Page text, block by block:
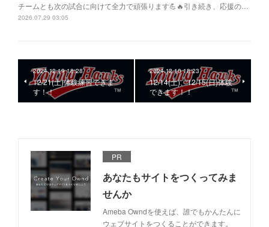
チームとも次の試合に向けて全力で頑張ります💪🔥引き続き、応援の…
2026.07.29 03:05
2024.12.19 18:28
12/21(土)体験練習できま
す！！
2024.12.10 18:23
12/14(土)、12/15(日)体験
できます！！
PR
あなたもサイトをつくってみま
せんか
Ameba Owndを使えば、誰でもかんたんに
ウェブサイトをつくることができます。